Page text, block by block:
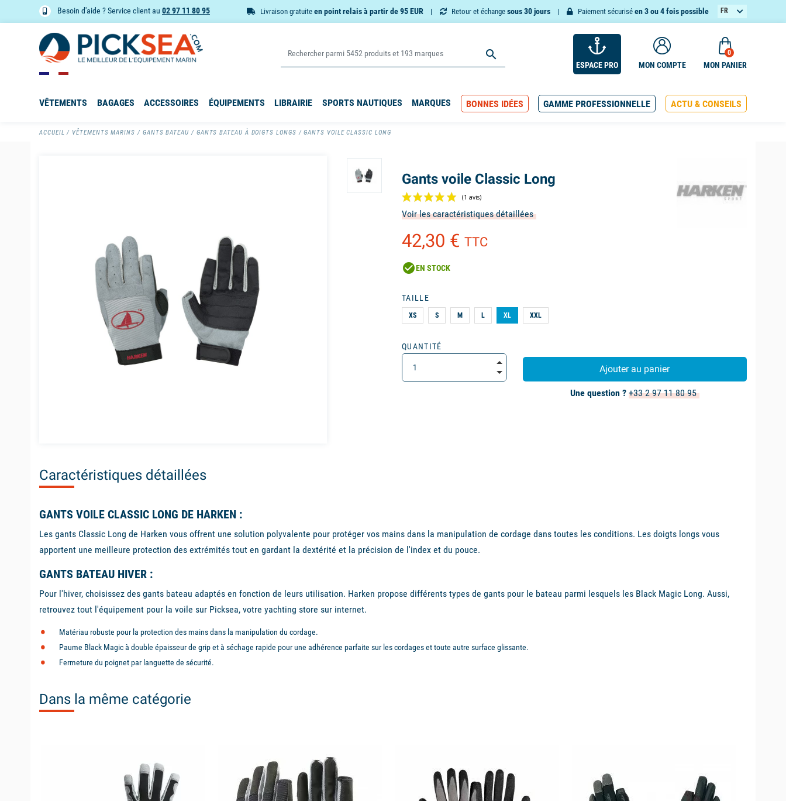
Besoin d'aide ? Service client au 02 97 11 80 95 Livraison gratuite en point relais à partir de 95 EUR Retour et échange sous 30 jours Paiement sécurisé en 3 ou 4 fois possible
FR
EN

ESPACE PRO MON COMPTE
0
MON PANIER
VÊTEMENTS BAGAGES ACCESSOIRES ÉQUIPEMENTS LIBRAIRIE SPORTS NAUTIQUES MARQUES BONNES IDÉES GAMME PROFESSIONNELLE ACTU & CONSEILS
ACCUEIL VÊTEMENTS MARINS GANTS BATEAU GANTS BATEAU À DOIGTS LONGS GANTS VOILE CLASSIC LONG
Gants voile Classic Long
Voir les caractéristiques détaillées
42,30 € TTC
check_circleEN STOCK
TAILLE
XS S M L XL XXL
QUANTITÉ
Ajouter au panier
Une question ? +33 2 97 11 80 95
Caractéristiques détaillées
GANTS VOILE CLASSIC LONG DE HARKEN :
Les gants Classic Long de Harken vous offrent une solution polyvalente pour protéger vos mains dans la manipulation de cordage dans toutes les conditions. Les doigts longs vous
apportent une meilleure protection des extrémités tout en gardant la dextérité et la précision de l'index et du pouce.
GANTS BATEAU HIVER :
Pour l'hiver, choisissez des gants bateau adaptés en fonction de leurs utilisation. Harken propose différents types de gants pour le bateau parmi lesquels les Black Magic Long. Aussi,
retrouvez tout l'équipement pour la voile sur Picksea, votre yachting store sur internet.
Matériau robuste pour la protection des mains dans la manipulation du cordage.
Paume Black Magic à double épaisseur de grip et à séchage rapide pour une adhérence parfaite sur les cordages et toute autre surface glissante.
Fermeture du poignet par languette de sécurité.
Dans la même catégorie